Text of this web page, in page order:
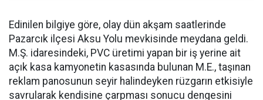
Edinilen bilgiye göre, olay dün akşam saatlerinde
Pazarcık ilçesi Aksu Yolu mevkisinde meydana geldi.
M.Ş. idaresindeki, PVC üretimi yapan bir iş yerine ait
açık kasa kamyonetin kasasında bulunan M.E., taşınan
reklam panosunun seyir halindeyken rüzgarın etkisiyle
savrularak kendisine çarpması sonucu dengesini